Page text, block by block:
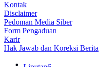
Kontak
Disclaimer
Pedoman Media Siber
Form Pengaduan
Karir
Hak Jawab dan Koreksi Berita